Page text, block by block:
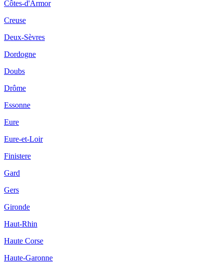
Côtes-d'Armor
Creuse
Deux-Sèvres
Dordogne
Doubs
Drôme
Essonne
Eure
Eure-et-Loir
Finistere
Gard
Gers
Gironde
Haut-Rhin
Haute Corse
Haute-Garonne